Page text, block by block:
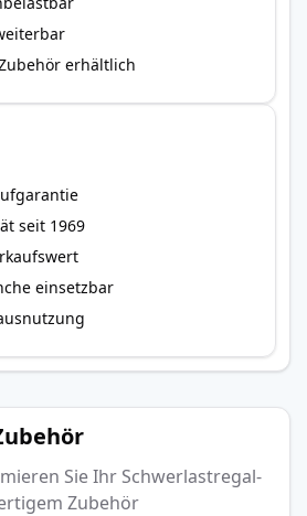
erhältlich
seit 1969
einsetzbar
Sie Ihr Schwerlastregal-
Zubehör